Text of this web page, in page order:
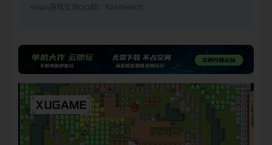
steam游戏交流QQ群：926484605